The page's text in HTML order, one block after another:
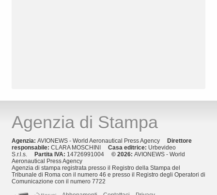
Agenzia di Stampa
Agenzia: AVIONEWS - World Aeronautical Press Agency
Direttore
responsabile: CLARA MOSCHINI Casa editrice: Urbevideo
S.r.l.s.
Partita IVA: 14726991004 © 2026: AVIONEWS - World
Aeronautical Press Agency
Agenzia di stampa registrata presso il Registro della Stampa del
Tribunale di Roma con il numero 46 e presso il Registro degli Operatori di
Comunicazione con il numero 7722